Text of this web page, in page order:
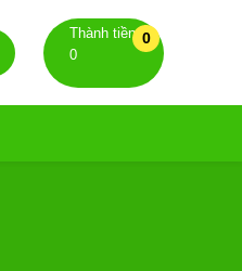
Thành tiền
0
0